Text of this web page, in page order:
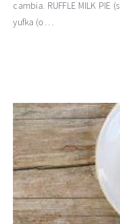
cambia. RUFFLE MILK
yufka (o…